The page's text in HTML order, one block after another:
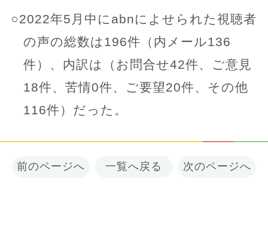
○2022年5月中にabnによせられた視聴者
の声の総数は196件（内メール136
件）、内訳は（お問合せ42件、ご意見
18件、苦情0件、ご要望20件、その他
116件）だった。
前のページへ 一覧へ戻る 次のページへ